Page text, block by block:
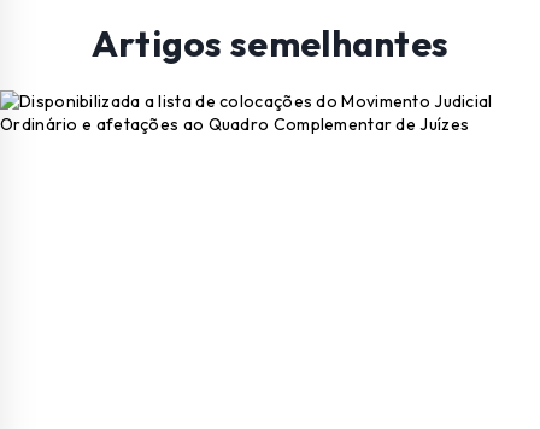
Artigos semelhantes